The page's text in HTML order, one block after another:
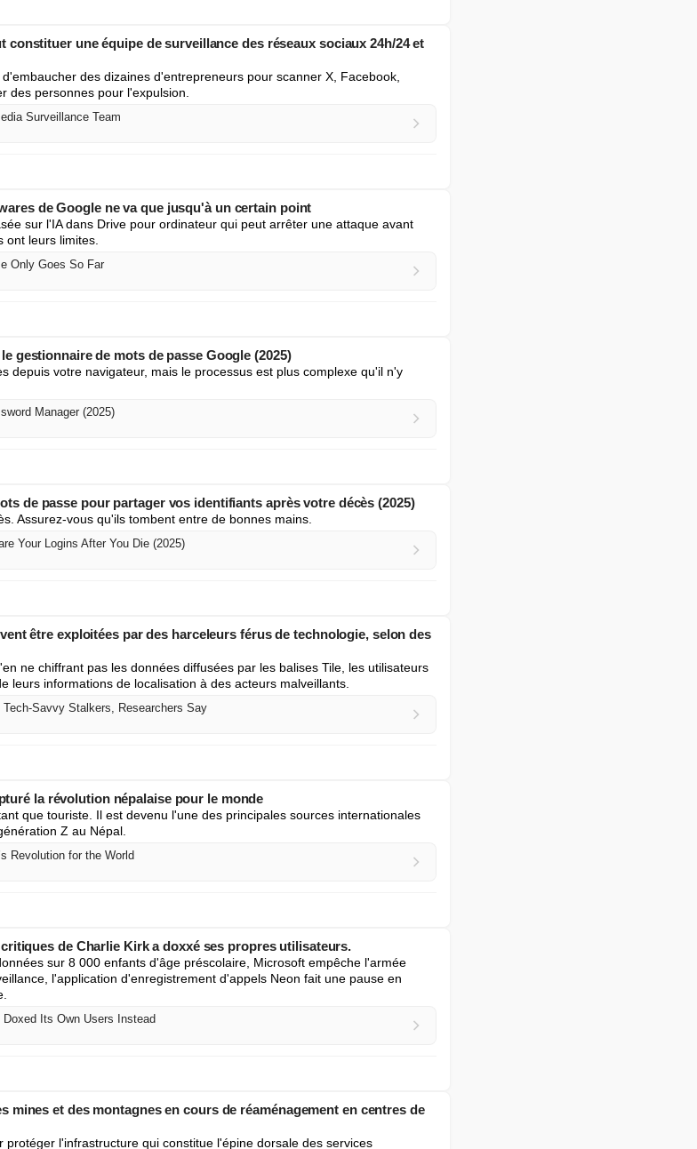
constituer une équipe de surveillance des réseaux sociaux 24h/24 et
des dizaines d'entrepreneurs pour scanner X, Facebook,
des personnes pour l'expulsion.
Surveillance Team
de Google ne va que jusqu'à un certain point
sur l'IA dans Drive pour ordinateur qui peut arrêter une attaque avant
ont leurs limites.
Only Goes So Far
gestionnaire de mots de passe Google (2025)
depuis votre navigateur, mais le processus est plus complexe qu'il n'y
Manager (2025)
de passe pour partager vos identifiants après votre décès (2025)
Assurez-vous qu'ils tombent entre de bonnes mains.
Your Logins After You Die (2025)
être exploitées par des harceleurs férus de technologie, selon des
ne chiffrant pas les données diffusées par les balises Tile, les utilisateurs
leurs informations de localisation à des acteurs malveillants.
Savvy Stalkers, Researchers Say
la révolution népalaise pour le monde
que touriste. Il est devenu l'une des principales sources internationales
Z au Népal.
Revolution for the World
de Charlie Kirk a doxxé ses propres utilisateurs.
sur 8 000 enfants d'âge préscolaire, Microsoft empêche l'armée
l'application d'enregistrement d'appels Neon fait une pause en
Its Own Users Instead
mines et des montagnes en cours de réaménagement en centres de
l'infrastructure qui constitue l'épine dorsale des services